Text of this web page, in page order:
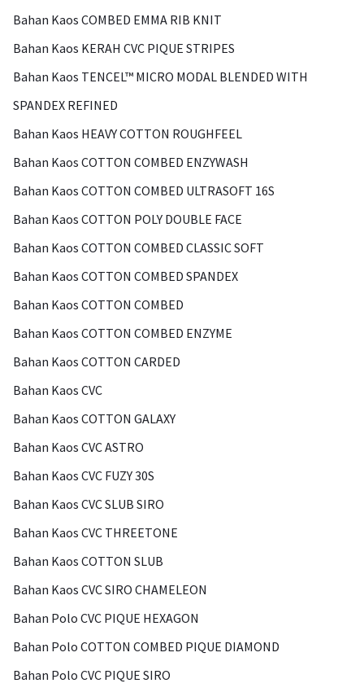
Bahan Kaos COMBED EMMA RIB KNIT
Bahan Kaos KERAH CVC PIQUE STRIPES
Bahan Kaos TENCEL™ MICRO MODAL BLENDED WITH
SPANDEX REFINED
Bahan Kaos HEAVY COTTON ROUGHFEEL
Bahan Kaos COTTON COMBED ENZYWASH
Bahan Kaos COTTON COMBED ULTRASOFT 16S
Bahan Kaos COTTON POLY DOUBLE FACE
Bahan Kaos COTTON COMBED CLASSIC SOFT
Bahan Kaos COTTON COMBED SPANDEX
Bahan Kaos COTTON COMBED
Bahan Kaos COTTON COMBED ENZYME
Bahan Kaos COTTON CARDED
Bahan Kaos CVC
Bahan Kaos COTTON GALAXY
Bahan Kaos CVC ASTRO
Bahan Kaos CVC FUZY 30S
Bahan Kaos CVC SLUB SIRO
Bahan Kaos CVC THREETONE
Bahan Kaos COTTON SLUB
Bahan Kaos CVC SIRO CHAMELEON
Bahan Polo CVC PIQUE HEXAGON
Bahan Polo COTTON COMBED PIQUE DIAMOND
Bahan Polo CVC PIQUE SIRO